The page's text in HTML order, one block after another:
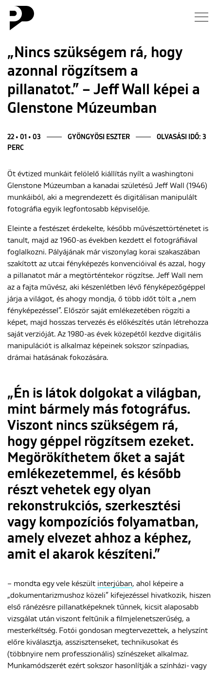
Galéria
ENGLISH
„Nincs szükségem rá, hogy
azonnal rögzítsem a
pillanatot.” – Jeff Wall képei a
Glenstone Múzeumban
22 • 01 • 03 GYÖNGYÖSI ESZTER
OLVASÁSI IDŐ: 3
PERC
Öt évtized munkáit felölelő kiállítás nyílt a washingtoni
Glenstone Múzeumban a kanadai születésű Jeff Wall (1946)
munkáiból, aki a megrendezett és digitálisan manipulált
fotográfia egyik legfontosabb képviselője.
Eleinte a festészet érdekelte, később művészettörténetet is
tanult, majd az 1960-as években kezdett el fotográfiával
foglalkozni. Pályájának már viszonylag korai szakaszában
szakított az utcai fényképezés konvencióival és azzal, hogy
a pillanatot már a megtörténtekor rögzítse. Jeff Wall nem
az a fajta művész, aki készenlétben lévő fényképezőgéppel
járja a világot, és ahogy mondja, ő több időt tölt a „nem
fényképezéssel”. Először saját emlékezetében rögzíti a
képet, majd hosszas tervezés és előkészítés után létrehozza
saját verzióját. Az 1980-as évek közepétől kezdve digitális
manipulációt is alkalmaz képeinek sokszor színpadias,
drámai hatásának fokozására.
„Én is látok dolgokat a világban,
mint bármely más fotográfus.
Viszont nincs szükségem rá,
hogy géppel rögzítsem ezeket.
Megörökíthetem őket a saját
emlékezetemmel, és később
részt vehetek egy olyan
rekonstrukciós, szerkesztési
vagy kompozíciós folyamatban,
amely elvezet ahhoz a képhez,
amit el akarok készíteni.”
– mondta egy vele készült interjúban, ahol képeire a
„dokumentarizmushoz közeli” kifejezéssel hivatkozik, hiszen
első ránézésre pillanatképeknek tűnnek, kicsit alaposabb
vizsgálat után viszont feltűnik a filmjelenetszerűség, a
mesterkéltség. Fotói gondosan megtervezettek, a helyszínt
előre kiválasztja, asszisztenseket, technikusokat és
(többnyire nem professzionális) színészeket alkalmaz.
Munkamódszerét ezért sokszor hasonlítják a színházi- vagy